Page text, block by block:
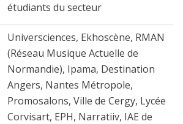
étudiantsdu secteur
Universciences, Ekhoscène, RMAN
(Réseau Musique Actuelle de
Normandie), Ipama, Destination
Angers, Nantes Métropole,
Promosalons, Ville de Cergy, Lycée
Corvisart, EPH, Narratiiv, IAE de